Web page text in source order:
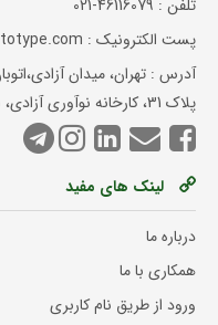
تلفن : 021-46116079
پست الکترونیک : info@testotype.com
آدرس : تهران، میدان
پلاک 31، کارخانه نوآوری آزادی، شرکت توسعه تعالی نوتریکا
لینک های مفید
درباره ما
همکاری با ما
ورود از طریق نام کاربری